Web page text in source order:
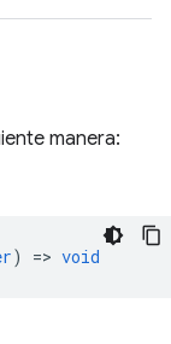
manera:
) => void